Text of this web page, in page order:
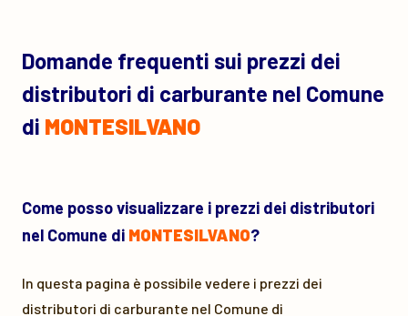
Domande frequenti sui prezzi dei
distributori di carburante nel Comune
di MONTESILVANO
Come posso visualizzare i prezzi dei distributori
nel Comune di MONTESILVANO?
In questa pagina è possibile vedere i prezzi dei
distributori di carburante nel Comune di